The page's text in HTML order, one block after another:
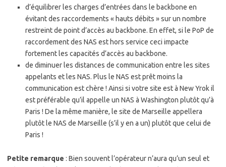
d’équilibrer les charges d’entrées dans le backbone en
évitant des raccordements « hauts débits » sur un nombre
restreint de point d’accès au backbone. En effet, si le PoP de
raccordement des NAS est hors service ceci impacte
fortement les capacités d’accès au backbone.
de diminuer les distances de communication entre les sites
appelants et les NAS. Plus le NAS est prêt moins la
communication est chère ! Ainsi si votre site est à New Yrok il
est préférable qu’il appelle un NAS à Washington plutôt qu’à
Paris ! De la même manière, le site de Marseille appellera
plutôt le NAS de Marseille (s’il y en a un) plutôt que celui de
Paris !
Petite remarque : Bien souvent l’opérateur n’aura qu’un seul et